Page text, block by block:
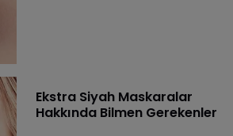
Ekstra Siyah Maskaralar
Hakkında Bilmen Gerekenler